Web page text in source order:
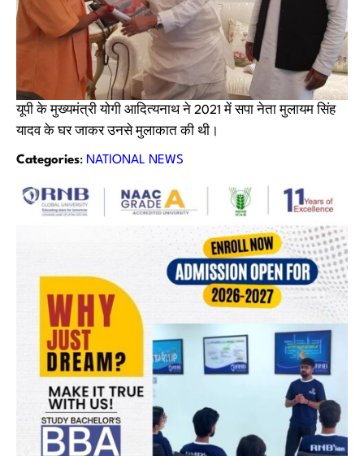
यूपी के मुख्यमंत्री योगी आदित्यनाथ ने 2021 में सपा नेता मुलायम सिंह
यादव के घर जाकर उनसे मुलाकात की थी।
Categories: NATIONAL NEWS